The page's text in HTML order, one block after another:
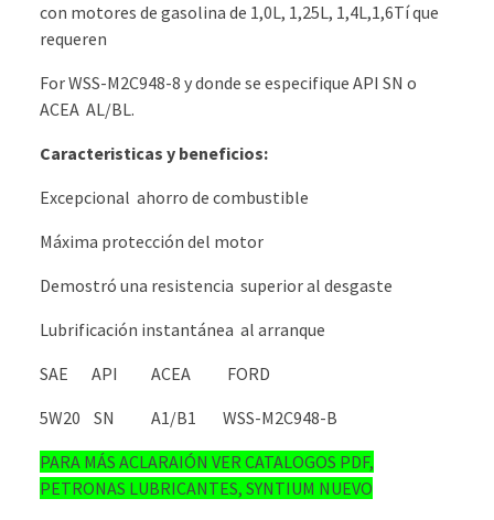
con motores de gasolina de 1,0L, 1,25L, 1,4L,1,6Tí que
requeren
For WSS-M2C948-8 y donde se especifique API SN o
ACEA AL/BL.
Caracteristicas y beneficios:
Excepcional ahorro de combustible
Máxima protección del motor
Demostró una resistencia superior al desgaste
Lubrificación instantánea al arranque
SAE API ACEA FORD
5W20 SN A1/B1 WSS-M2C948-B
PARA MÁS ACLARAIÓN VER CATALOGOS PDF,
PETRONAS LUBRICANTES, SYNTIUM NUEVO